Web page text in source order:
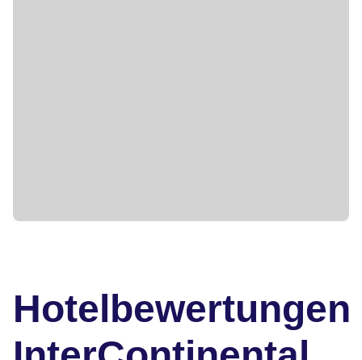
Hotelbewertungen